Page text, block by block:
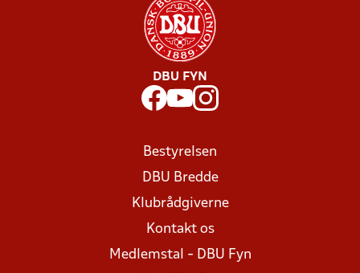
DBU FYN
Bestyrelsen
DBU Bredde
Klubrådgiverne
Kontakt os
Medlemstal - DBU Fyn